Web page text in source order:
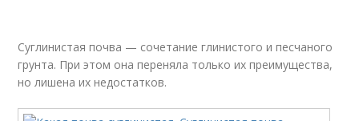
Суглинистая почва — сочетание глинистого и песчаного
грунта. При этом она переняла только их преимущества,
но лишена их недостатков.